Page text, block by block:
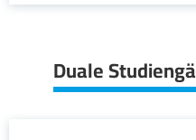
Duale